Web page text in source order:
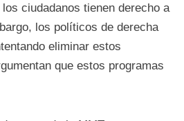
los ciudadanos tienen derecho a
los políticos de derecha
eliminar estos
que estos programas